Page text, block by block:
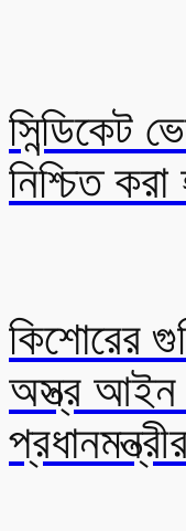
সিন্ডিকেট
নিশ্চিত
কিশোরের
অস্ত্র আইন